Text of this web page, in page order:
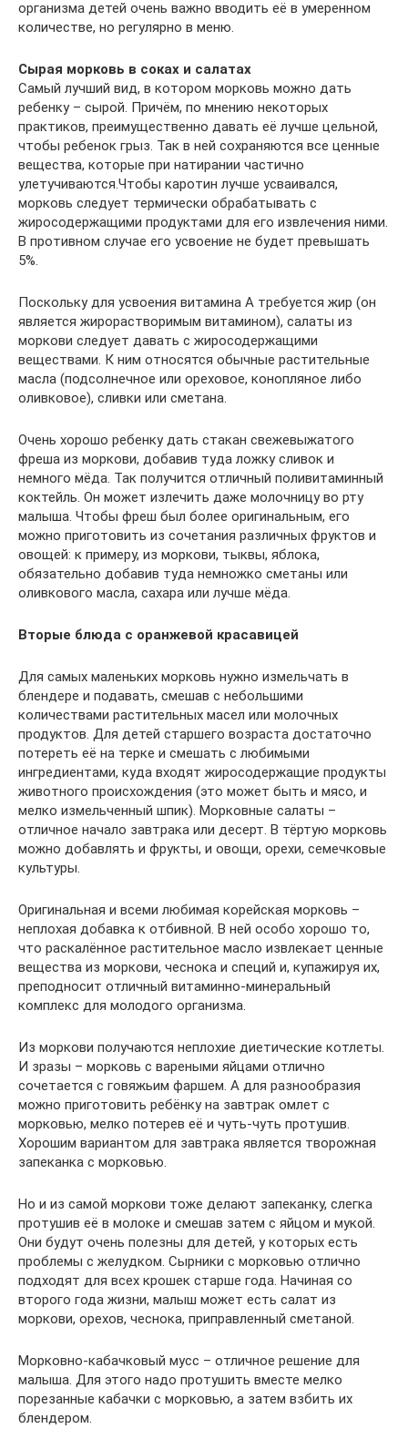
организма детей очень важно вводить её в умеренном
количестве, но регулярно в меню.
Сырая морковь в соках и салатах
Самый лучший вид, в котором морковь можно дать
ребенку – сырой. Причём, по мнению некоторых
практиков, преимущественно давать её лучше цельной,
чтобы ребенок грыз. Так в ней сохраняются все ценные
вещества, которые при натирании частично
улетучиваются.Чтобы каротин лучше усваивался,
морковь следует термически обрабатывать с
жиросодержащими продуктами для его извлечения ними.
В противном случае его усвоение не будет превышать
5%.
Поскольку для усвоения витамина А требуется жир (он
является жирорастворимым витамином), салаты из
моркови следует давать с жиросодержащими
веществами. К ним относятся обычные растительные
масла (подсолнечное или ореховое, конопляное либо
оливковое), сливки или сметана.
Очень хорошо ребенку дать стакан свежевыжатого
фреша из моркови, добавив туда ложку сливок и
немного мёда. Так получится отличный поливитаминный
коктейль. Он может излечить даже молочницу во рту
малыша. Чтобы фреш был более оригинальным, его
можно приготовить из сочетания различных фруктов и
овощей: к примеру, из моркови, тыквы, яблока,
обязательно добавив туда немножко сметаны или
оливкового масла, сахара или лучше мёда.
Вторые блюда с оранжевой красавицей
Для самых маленьких морковь нужно измельчать в
блендере и подавать, смешав с небольшими
количествами растительных масел или молочных
продуктов. Для детей старшего возраста достаточно
потереть её на терке и смешать с любимыми
ингредиентами, куда входят жиросодержащие продукты
животного происхождения (это может быть и мясо, и
мелко измельченный шпик). Морковные салаты –
отличное начало завтрака или десерт. В тёртую морковь
можно добавлять и фрукты, и овощи, орехи, семечковые
культуры.
Оригинальная и всеми любимая корейская морковь –
неплохая добавка к отбивной. В ней особо хорошо то,
что раскалённое растительное масло извлекает ценные
вещества из моркови, чеснока и специй и, купажируя их,
преподносит отличный витаминно-минеральный
комплекс для молодого организма.
Из моркови получаются неплохие диетические котлеты.
И зразы – морковь с вареными яйцами отлично
сочетается с говяжьим фаршем. А для разнообразия
можно приготовить ребёнку на завтрак омлет с
морковью, мелко потерев её и чуть-чуть протушив.
Хорошим вариантом для завтрака является творожная
запеканка с морковью.
Но и из самой моркови тоже делают запеканку, слегка
протушив её в молоке и смешав затем с яйцом и мукой.
Они будут очень полезны для детей, у которых есть
проблемы с желудком. Сырники с морковью отлично
подходят для всех крошек старше года. Начиная со
второго года жизни, малыш может есть салат из
моркови, орехов, чеснока, приправленный сметаной.
Морковно-кабачковый мусс – отличное решение для
малыша. Для этого надо протушить вместе мелко
порезанные кабачки с морковью, а затем взбить их
блендером.